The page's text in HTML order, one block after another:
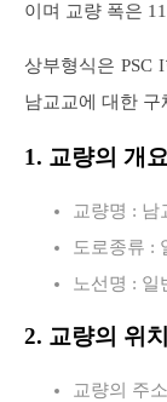
이며 교량 폭은
상부형식은 PSC
남교교에 대한
1. 교량의 개요
교량명 : 남
도로종류 :
노선명 : 일
2. 교량의 위치
교량의 주